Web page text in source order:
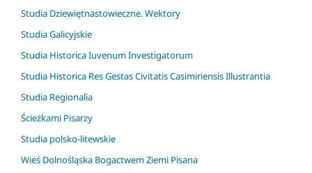
Studia Dziewiętnastowieczne. Wektory
Studia Galicyjskie
Studia Historica Iuvenum Investigatorum
Studia Historica Res Gestas Civitatis Casimiriensis Illustrantia
Studia Regionalia
Ścieżkami Pisarzy
Studia polsko-litewskie
Wieś Dolnośląska Bogactwem Ziemi Pisana